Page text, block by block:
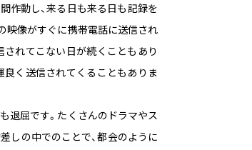
作動し、来る日も来る日も記録を
映像がすぐに携帯電話に送信され
れてこない日が続くこともあり
く送信されてくることもありま
退屈です。たくさんのドラマやス
しの中でのことで、都会のように